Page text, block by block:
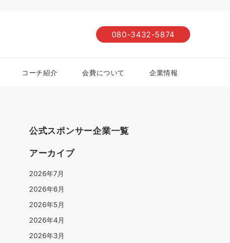
080-3432-5874
コーチ紹介 会費について 企業情報
公式スポンサー企業一覧
アーカイブ
2026年7月
2026年6月
2026年5月
2026年4月
2026年3月